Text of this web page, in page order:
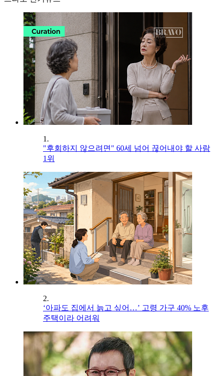
1.
"후회하지 않으려면" 60세 넘어 끊어내야 할 사람
1위
2.
‘아파도 집에서 늙고 싶어…’ 고령 가구 40% 노후
주택이라 어려워